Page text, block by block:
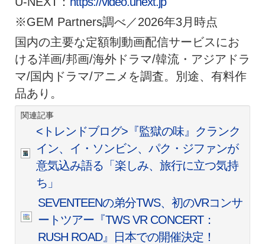
※GEM Partners調べ／2026年3月時点
国内の主要な定額制動画配信サービスにお
ける洋画/邦画/海外ドラマ/韓流・アジアドラ
マ/国内ドラマ/アニメを調査。別途、有料作
品あり。
関連記事
<トレンドブログ>『監獄の味』クランク
イン、イ・ソンビン、パク・ジファンが
意気込み語る「楽しみ、旅行に立つ気持
ち」
SEVENTEENの弟分TWS、初のVRコンサ
ートツアー『TWS VR CONCERT：
RUSH ROAD』日本での開催決定！